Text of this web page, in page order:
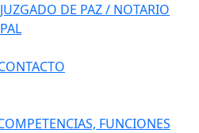
DE PAZ / NOTARIO
FUNCIONES